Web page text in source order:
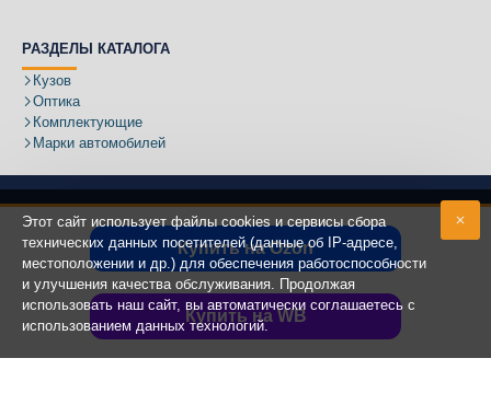
Купить на Ozon
Купить на WB
РАЗДЕЛЫ КАТАЛОГА
Кузов
Оптика
Комплектующие
Марки автомобилей
Адрес:
Copyright ©2020 - 2025КУЗОВИК.РУ
Этот сайт использует файлы cookies и сервисы сбора
технических данных посетителей (данные об IP-адресе,
местоположении и др.) для обеспечения работоспособности
и улучшения качества обслуживания. Продолжая
использовать наш сайт, вы автоматически соглашаетесь с
использованием данных технологий.